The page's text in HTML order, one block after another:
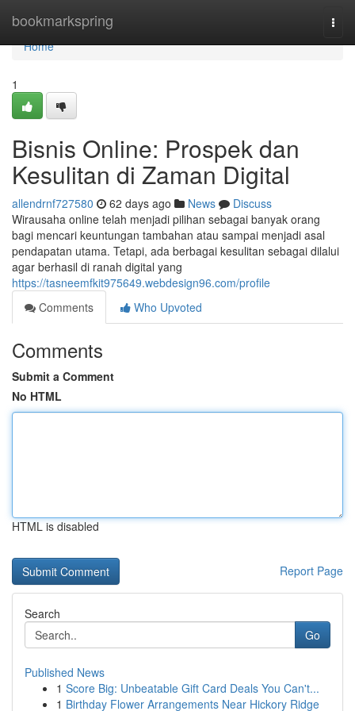
bookmarkspring
Home
Home
1
Bisnis Online: Prospek dan
Kesulitan di Zaman Digital
allendrnf727580 62 days ago News
Discuss
Wirausaha online telah menjadi pilihan sebagai banyak orang
bagi mencari keuntungan tambahan atau sampai menjadi asal
pendapatan utama. Tetapi, ada berbagai kesulitan sebagai dilalui
agar berhasil di ranah digital yang
https://tasneemfkit975649.webdesign96.com/profile
Comments
Who Upvoted
Comments
Submit a Comment
No HTML
HTML is disabled
Report Page
Search
Go
Published News
1 Score Big: Unbeatable Gift Card Deals You Can't...
1 Birthday Flower Arrangements Near Hickory Ridge